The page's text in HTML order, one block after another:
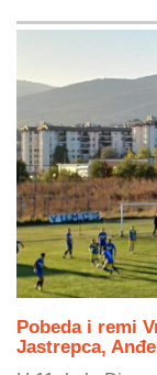
Pobeda i remi
Jastrepca,